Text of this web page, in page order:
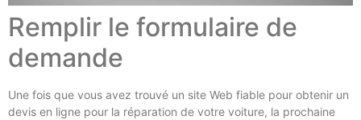
Remplir le formulaire de
demande
Une fois que vous avez trouvé un site Web fiable pour obtenir un
devis en ligne pour la réparation de votre voiture, la prochaine